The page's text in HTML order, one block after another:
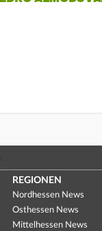
REGIONEN
Nordhessen News
Osthessen News
Mittelhessen News